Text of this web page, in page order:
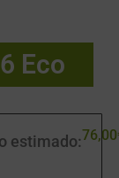
Eco
estimado:76,00